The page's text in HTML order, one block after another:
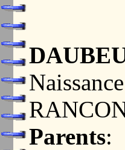
Parents: